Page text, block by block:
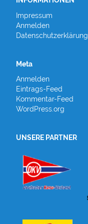
Impressum
Anmelden
Datenschutzerklärung
Meta
Anmelden
Eintrags-Feed
Kommentar-Feed
WordPress.org
UNSERE PARTNER